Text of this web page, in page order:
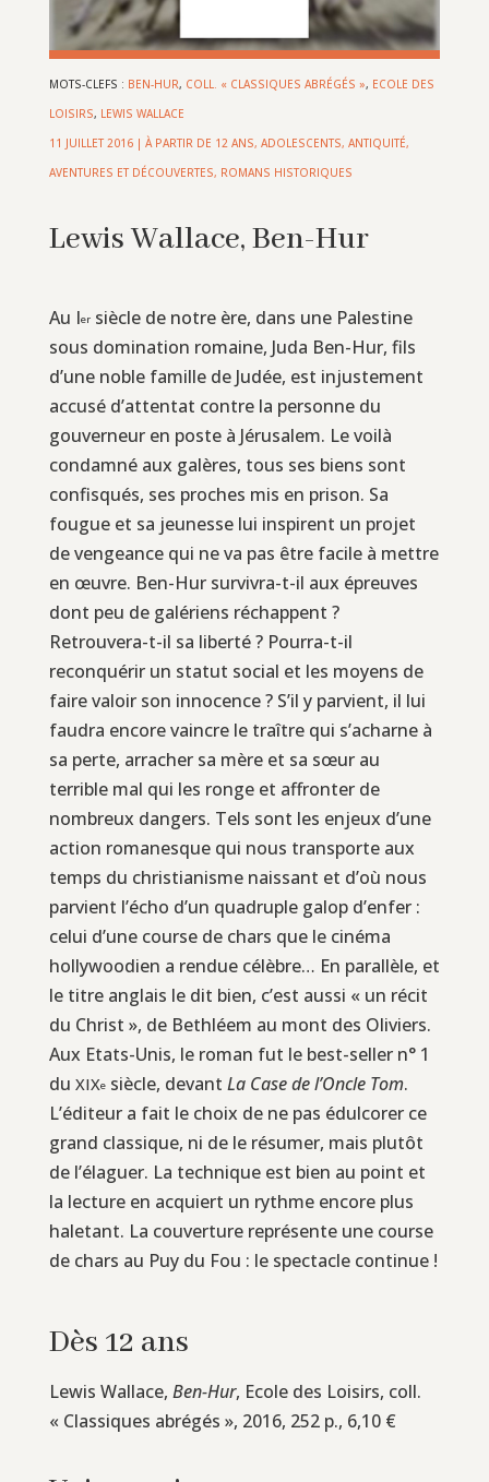
MOTS-CLEFS : BEN-HUR, COLL. « CLASSIQUES ABRÉGÉS », ECOLE DES
LOISIRS, LEWIS WALLACE
11 JUILLET 2016| À PARTIR DE 12 ANS, ADOLESCENTS, ANTIQUITÉ,
AVENTURES ET DÉCOUVERTES, ROMANS HISTORIQUES
Lewis Wallace, Ben-Hur
Au Iersiècle de notre ère, dans une Palestine
sous domination romaine, Juda Ben-Hur, fils
d’une noble famille de Judée, est injustement
accusé d’attentat contre la personne du
gouverneur en poste à Jérusalem. Le voilà
condamné aux galères, tous ses biens sont
confisqués, ses proches mis en prison. Sa
fougue et sa jeunesse lui inspirent un projet
de vengeance qui ne va pas être facile à mettre
en œuvre. Ben-Hur survivra-t-il aux épreuves
dont peu de galériens réchappent ?
Retrouvera-t-il sa liberté ? Pourra-t-il
reconquérir un statut social et les moyens de
faire valoir son innocence ? S’il y parvient, il lui
faudra encore vaincre le traître qui s’acharne à
sa perte, arracher sa mère et sa sœur au
terrible mal qui les ronge et affronter de
nombreux dangers. Tels sont les enjeux d’une
action romanesque qui nous transporte aux
temps du christianisme naissant et d’où nous
parvient l’écho d’un quadruple galop d’enfer :
celui d’une course de chars que le cinéma
hollywoodien a rendue célèbre… En parallèle, et
le titre anglais le dit bien, c’est aussi « un récit
du Christ », de Bethléem au mont des Oliviers.
Aux Etats-Unis, le roman fut le best-seller n° 1
du XIXesiècle, devant La Case de l’Oncle Tom.
L’éditeur a fait le choix de ne pas édulcorer ce
grand classique, ni de le résumer, mais plutôt
de l’élaguer. La technique est bien au point et
la lecture en acquiert un rythme encore plus
haletant. La couverture représente une course
de chars au Puy du Fou : le spectacle continue !
Dès 12 ans
Lewis Wallace, Ben-Hur, Ecole des Loisirs, coll.
« Classiques abrégés », 2016, 252 p., 6,10 €